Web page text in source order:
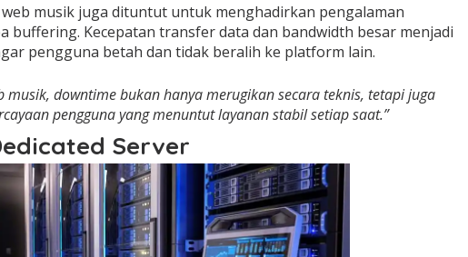
musik juga dituntut untuk menghadirkan pengalaman
buffering. Kecepatan transfer data dan bandwidth besar menjadi
pengguna betah dan tidak beralih ke platform lain.
musik, downtime bukan hanya merugikan secara teknis, tetapi juga
pengguna yang menuntut layanan stabil setiap saat.”
Server